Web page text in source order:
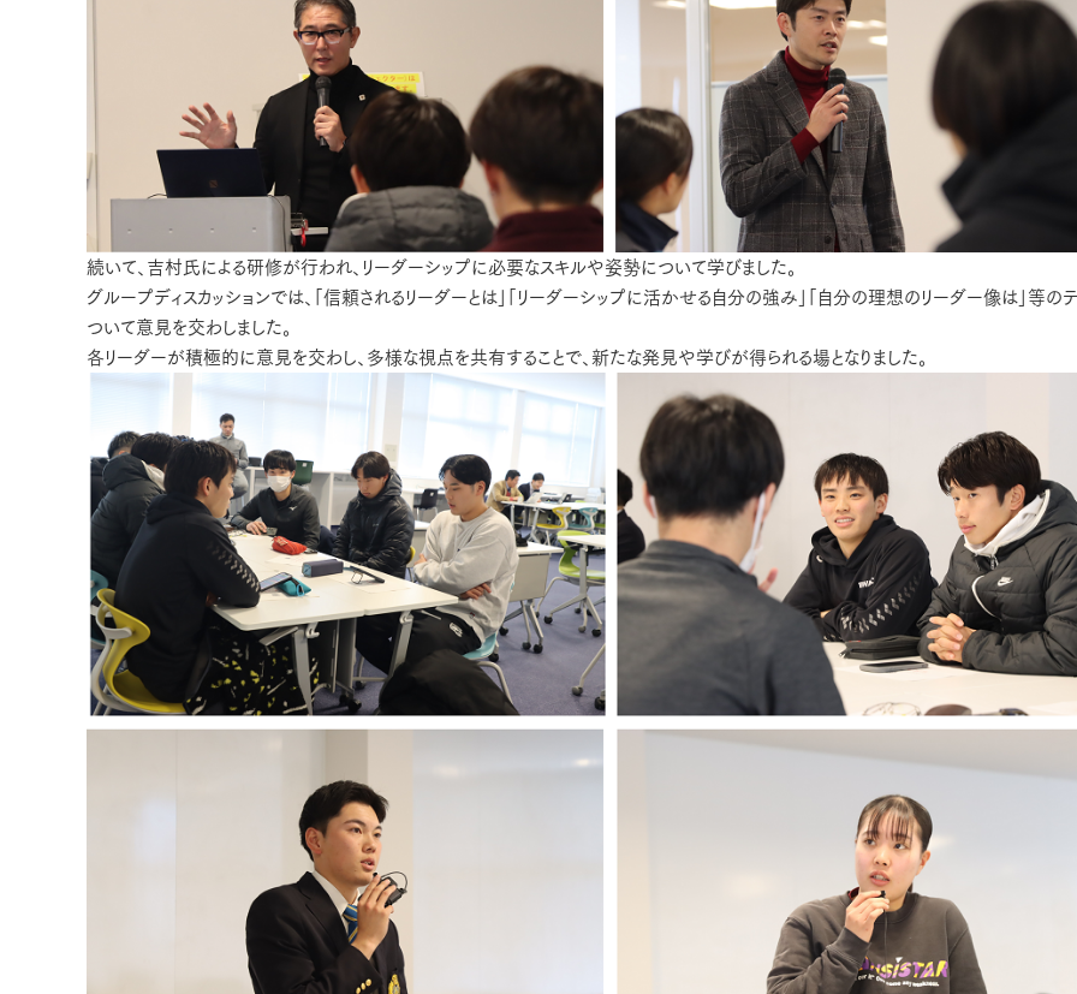
続いて、吉村氏による研修が行われ、リーダーシップに必要なスキルや姿勢について学びました。
グループディスカッションでは、「信頼されるリーダーとは」「リーダーシップに活かせる自分の強み」「自分の理想のリーダー像は」等の
ついて意見を交わしました。
各リーダーが積極的に意見を交わし、多様な視点を共有することで、新たな発見や学びが得られる場となりました。